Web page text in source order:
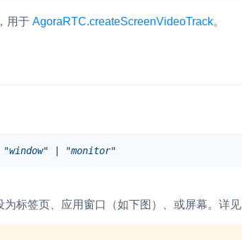
联动回调和业务处置流程
用于 AgoraRTC.createScreenVideoTrack。
"window" "monitor"
标签页、应用窗口（如下图）、或屏幕。详见